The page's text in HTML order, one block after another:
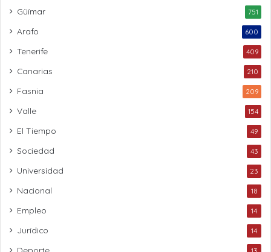
Güímar 751
Arafo 600
Tenerife 409
Canarias 210
Fasnia 209
Valle 154
El Tiempo 49
Sociedad 43
Universidad 23
Nacional 18
Empleo 14
Jurídico 14
Deporte